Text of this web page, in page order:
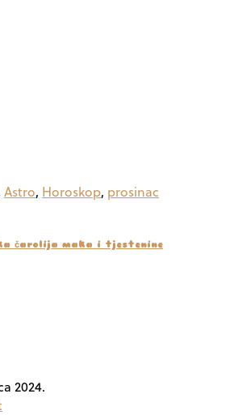
Astro, Horoskop, prosinac
čarolija maka i tjestenine
2024.